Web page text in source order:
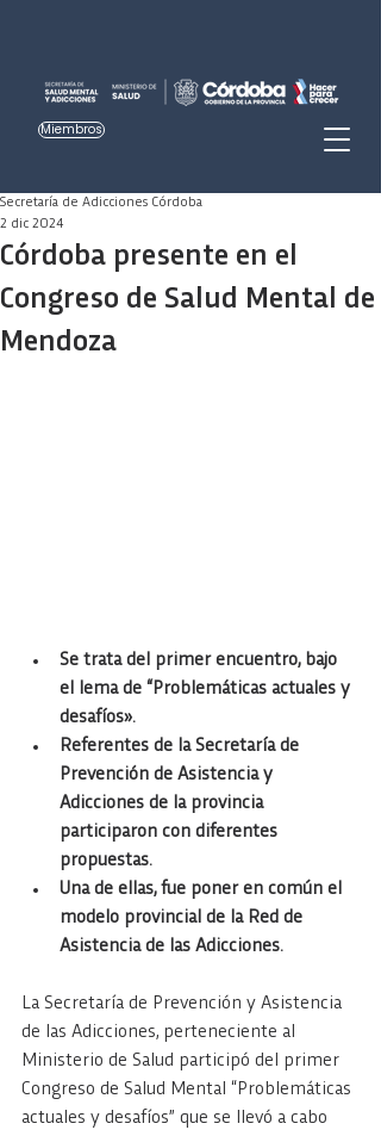
Miembros
Córdoba presente en el
Congreso de Salud Mental de
Mendoza
Secretaría de Adicciones Córdoba
2 dic 2024
Se trata del primer encuentro, bajo
el lema de “Problemáticas actuales y
desafíos».
Referentes de la Secretaría de
Prevención de Asistencia y
Adicciones de la provincia
participaron con diferentes
propuestas.
Una de ellas, fue poner en común el
modelo provincial de la Red de
Asistencia de las Adicciones.
La Secretaría de Prevención y Asistencia
de las Adicciones, perteneciente al
Ministerio de Salud participó del primer
Congreso de Salud Mental “Problemáticas
actuales y desafíos” que se llevó a cabo